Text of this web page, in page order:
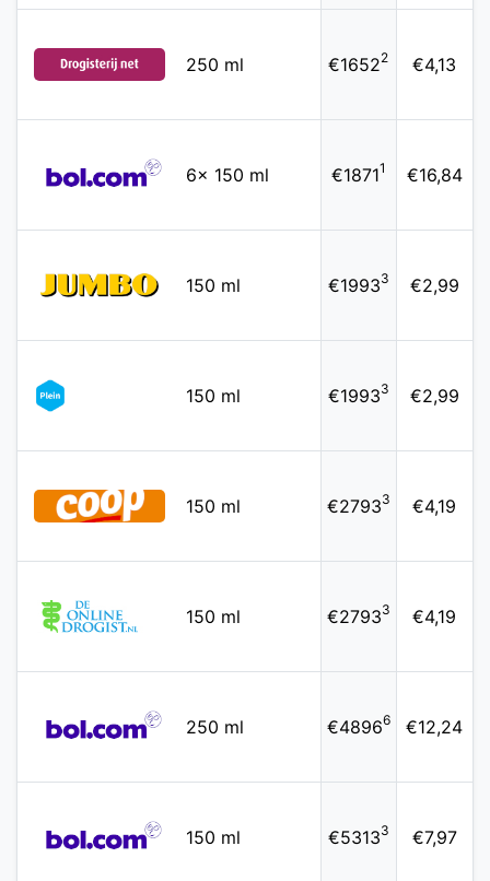
250 ml €16522 €4,13
6x 150 ml €18711 €16,84
150 ml €19933 €2,99
150 ml €19933 €2,99
150 ml €27933 €4,19
150 ml €27933 €4,19
250 ml €48966 €12,24
150 ml €53133 €7,97